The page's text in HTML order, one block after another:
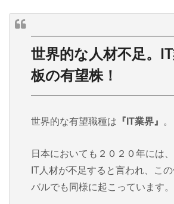
世界的な人材不足。
板の有望株！
世界的な有望職種は 『IT業界』 。
日本においても２０２０年には
IT人材が不足すると言われ、こ
バルでも同様に起こっています。